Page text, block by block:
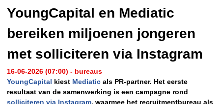
YoungCapital en Mediatic
bereiken miljoenen jongeren
met solliciteren via Instagram
16-06-2026 (07:00) - bureaus
YoungCapital kiest Mediatic als PR-partner. Het eerste
resultaat van de samenwerking is een campagne rond
solliciteren via Instagram, waarmee het recruitmentbureau als